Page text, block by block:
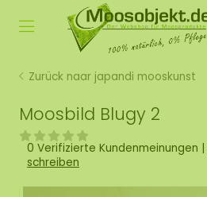
Zurück naar japandi mooskunst
Moosbild Blugy 2
0 Verifizierte Kundenmeinungen |
schreiben